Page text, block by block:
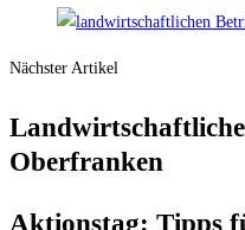
Nächster Artikel
Oberfranken
Akti­ons­tag: Tipps